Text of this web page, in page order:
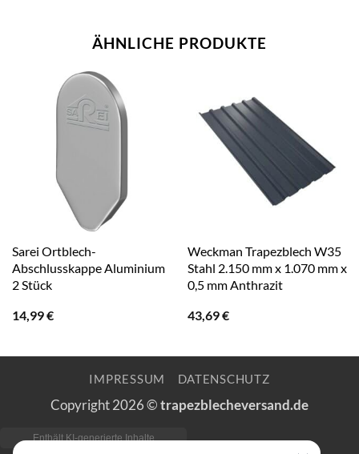
ÄHNLICHE PRODUKTE
Sarei Ortblech-
Abschlusskappe Aluminium
2 Stück
14,99€
Weckman Trapezblech W35
Stahl 2.150 mm x 1.070 mm x
0,5 mm Anthrazit
43,69€
IMPRESSUM DATENSCHUTZ
Copyright 2026 ©trapezblecheversand.de